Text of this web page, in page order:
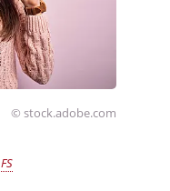
© stock.adobe.com
FS